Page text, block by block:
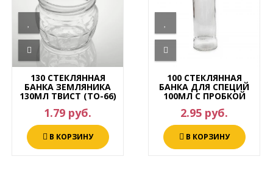
130 СТЕКЛЯННАЯ
БАНКА ЗЕМЛЯНИКА
130МЛ ТВИСТ (ТО-66)
1.79 руб.
В КОРЗИНУ
100 СТЕКЛЯННАЯ
БАНКА ДЛЯ СПЕЦИЙ
100МЛ С ПРОБКОЙ
2.95 руб.
В КОРЗИНУ